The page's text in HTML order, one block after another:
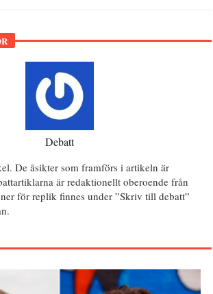
Debatt
De åsikter som framförs i artikeln är
är redaktionellt oberoende från
för replik finnes under ”Skriv till debatt”